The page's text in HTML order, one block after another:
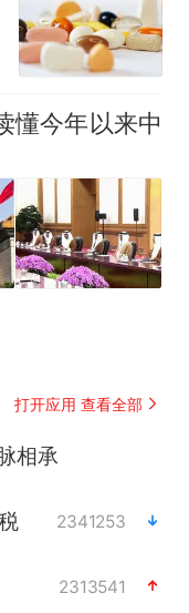
懂今年以来中
打开应用 查看全部
相承
2341253
2313541